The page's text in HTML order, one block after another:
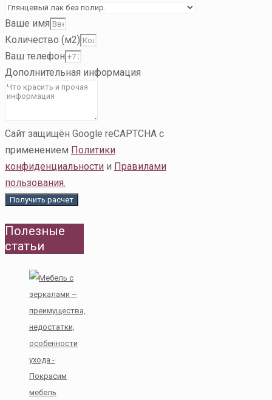
Ваше имя
Количество (м2)
Ваш телефон
Дополнительная информация
Сайт защищён Google reCAPTCHA с
применением Политики
конфиденциальности и Правилами
пользования.
Получить расчет
Полезные
статьи